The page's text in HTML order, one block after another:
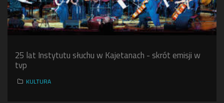
25 lat Instytutu słuchu w Kajetanach - skrót emisji w
tvp
KULTURA